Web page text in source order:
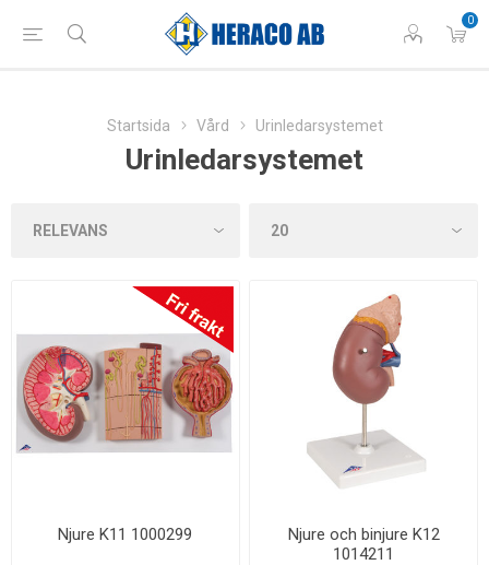
0
Startsida Vård Urinledarsystemet
Urinledarsystemet
Njure K11 1000299
Njure och binjure K12
1014211